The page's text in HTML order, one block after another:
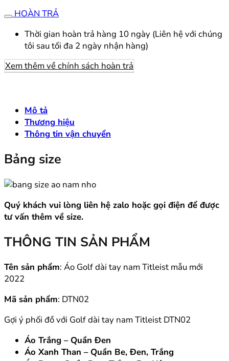
HOÀN TRẢ
Thời gian hoàn trả hàng 10 ngày (Liên hệ với chúng
tôi sau tối đa 2 ngày nhận hàng)
Xem thêm về chính sách hoàn trả
Mô tả
Thương hiệu
Thông tin vận chuyển
Bảng size
Quý khách vui lòng liên hệ zalo hoặc gọi điện để được
tư vấn thêm về size.
THÔNG TIN SẢN PHẨM
Tên sản phẩm: Áo Golf dài tay nam Titleist mẫu mới
2022
Mã sản phẩm: DTN02
Gợi ý phối đồ với Golf dài tay nam Titleist DTN02
Áo Trắng – Quần Đen
Áo Xanh Than – Quần Be, Đen, Trắng